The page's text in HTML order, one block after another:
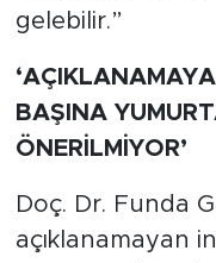
gelebilir.”
BAŞINA
ÖNERİLMİYOR’
Doç. Dr. Funda
açıklanamayan